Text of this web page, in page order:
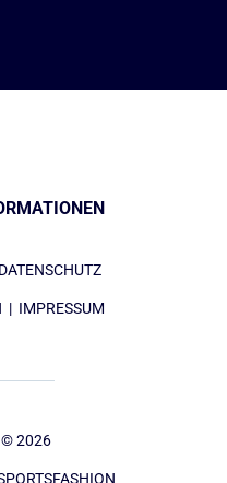
DATENSCHUTZ
| IMPRESSUM
© 2026